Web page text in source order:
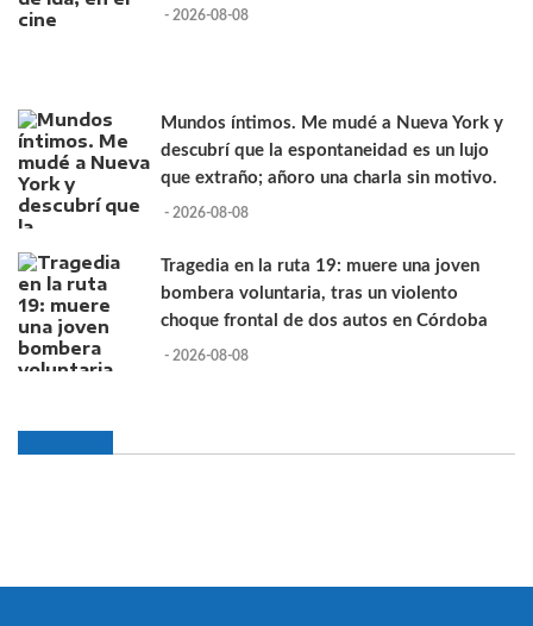
- 2026-08-08
Mundos íntimos. Me mudé a Nueva York y
descubrí que la espontaneidad es un lujo
que extraño; añoro una charla sin motivo.
- 2026-08-08
Tragedia en la ruta 19: muere una joven
bombera voluntaria, tras un violento
choque frontal de dos autos en Córdoba
- 2026-08-08